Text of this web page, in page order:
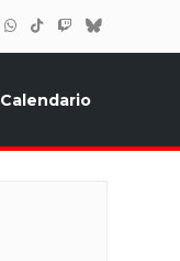
Calendario